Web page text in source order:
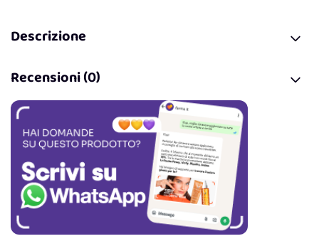
Descrizione
Recensioni (0)